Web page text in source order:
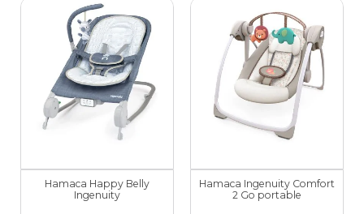
Hamaca Happy Belly
Ingenuity
Hamaca Ingenuity Comfort
2 Go portable